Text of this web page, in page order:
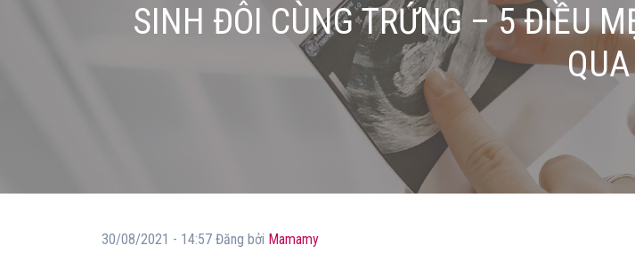
SINH ĐÔI CÙNG TRỨNG – 5 ĐIỀU
QUA
30/08/2021 - 14:57 Đăng bởi Mamamy